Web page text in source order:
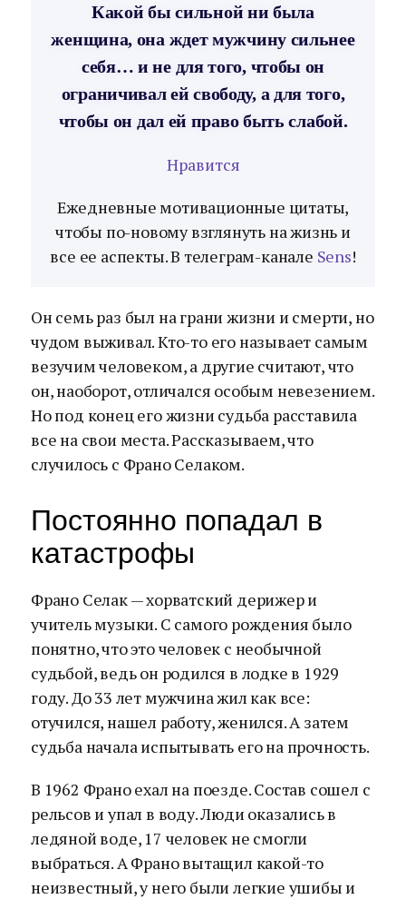
Какой бы сильной ни была
женщина, она ждет мужчину сильнее
себя… и не для того, чтобы он
ограничивал ей свободу, а для того,
чтобы он дал ей право быть слабой.
Нравится
Ежедневные мотивационные цитаты,
чтобы по-новому взглянуть на жизнь и
все ее аспекты. В телеграм-канале Sens!
Он семь раз был на грани жизни и смерти, но
чудом выживал. Кто-то его называет самым
везучим человеком, а другие считают, что
он, наоборот, отличался особым невезением.
Но под конец его жизни судьба расставила
все на свои места. Рассказываем, что
случилось с Франо Селаком.
Постоянно попадал в
катастрофы
Франо Селак — хорватский дерижер и
учитель музыки. С самого рождения было
понятно, что это человек с необычной
судьбой, ведь он родился в лодке в 1929
году. До 33 лет мужчина жил как все:
отучился, нашел работу, женился. А затем
судьба начала испытывать его на прочность.
В 1962 Франо ехал на поезде. Состав сошел с
рельсов и упал в воду. Люди оказались в
ледяной воде, 17 человек не смогли
выбраться. А Франо вытащил какой-то
неизвестный, у него были легкие ушибы и